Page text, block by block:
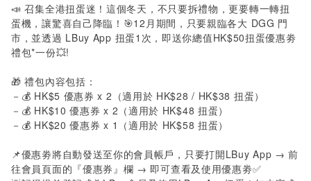
📣 召集全港扭蛋迷！這個冬天，不只要拆禮物，更要轉一轉扭
蛋機，讓驚喜自己降臨！🎯12 月期間，只要親臨各大 DGG 門
市，並透過 LBuy App 扭蛋1次，即送你總值HK$50扭蛋優惠劵
禮包*一份💥!
🎁 禮包內容包括：
－💰 HK$5 優惠券 x 2 （適用於 HK$28 / HK$38 扭蛋）
－💰 HK$10優惠券 x 2 （適用於 HK$48 扭蛋）
－💰 HK$20優惠券 x 1 （適用於 HK$58 扭蛋）
📌優惠劵將自動發送至你的會員帳戶，只要打開LBuy App → 前
往會員頁面的『優惠券』欄 → 即可查看及使用優惠劵✅